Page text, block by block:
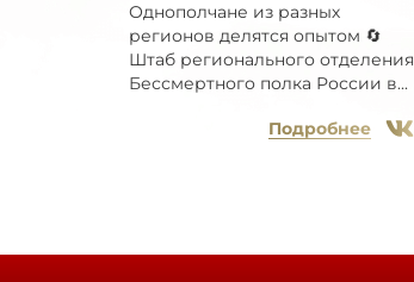
Однополчане из разных
регионов делятся опытом 🔄
Штаб регионального отделения
Бессмертного полка России в...
Подробнее